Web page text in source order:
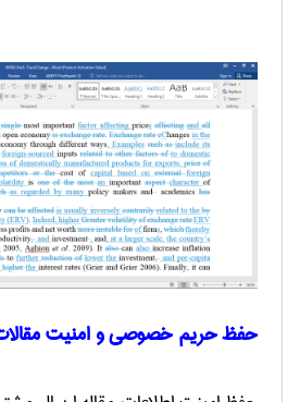
حفظ حریم خصوصی و امنیت